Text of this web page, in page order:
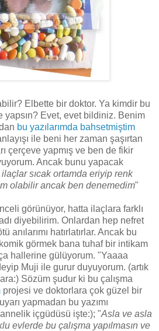
Elbette bir doktor. Ya kimdir bu
yapsın? Evet, evet bildiniz. Benim
bu yazılarımda bahsetmiştim
ile beni her zaman şaşırtan
çerçeve yapmış ve ben de fikir
Ancak bunu yapacak
ilaçlar sıcak ortamda eriyip renk
olabilir ancak ben denemedim"
görünüyor, hatta ilaçlara farklı
diyebilirim. Onlardan hep nefret
anılarımı hatırlatırlar. Ancak bu
görmek bana tuhaf bir intikam
hallerine gülüyorum. "Yaaaa
Muji ile gurur duyuyorum. (artık
Sözüm şudur ki bu çalışma
projesi ve doktorlara çok güzel bir
yapmadan bu yazımı
içgüdüsü işte:); "Asla ve asla
evlerde bu çalışma yapılmasın ve